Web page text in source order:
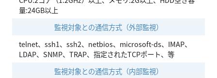
量:24GB以上
監視対象との通信方式（外部監視）
telnet、ssh1、ssh2、netbios、microsoft-ds、IMAP、
LDAP、SNMP、TRAP、指定されたTCPポート、等
監視対象との通信方式（内部監視）